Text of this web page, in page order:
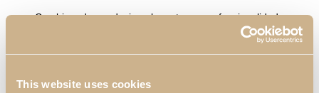
This website uses cookies
Combinando um design elegante e uma funcionalidade
inteligente, o Quarto Daris proporciona um ambiente relaxante e
espaço de conforto e estilo.